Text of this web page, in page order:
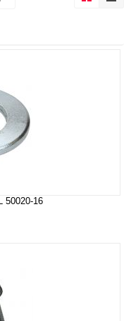
50020-16